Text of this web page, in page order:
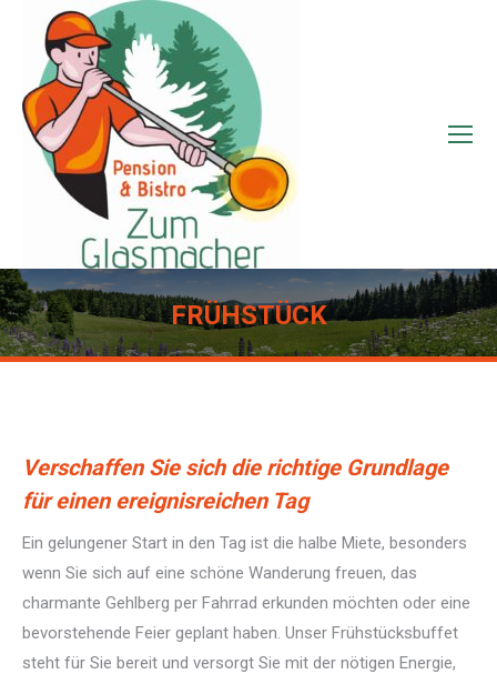
FRÜHSTÜCK
Sie befinden sich hier:
Verschaffen Sie sich die richtige Grundlage
für einen ereignisreichen Tag
Ein gelungener Start in den Tag ist die halbe Miete, besonders
wenn Sie sich auf eine schöne Wanderung freuen, das
charmante Gehlberg per Fahrrad erkunden möchten oder eine
bevorstehende Feier geplant haben. Unser Frühstücksbuffet
steht für Sie bereit und versorgt Sie mit der nötigen Energie,